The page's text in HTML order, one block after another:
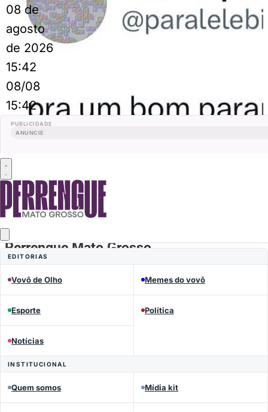
08 de
agosto
de 2026
15:42
08/08
15:42
PUBLICIDADE
ANUNCIE
EDITORIAS
Vovô de Olho Memes do vovô
Esporte Política
Notícias
INSTITUCIONAL
Quem somos Mídia kit
MEMES DO VOVÔ
Perrengue Mato Grosso